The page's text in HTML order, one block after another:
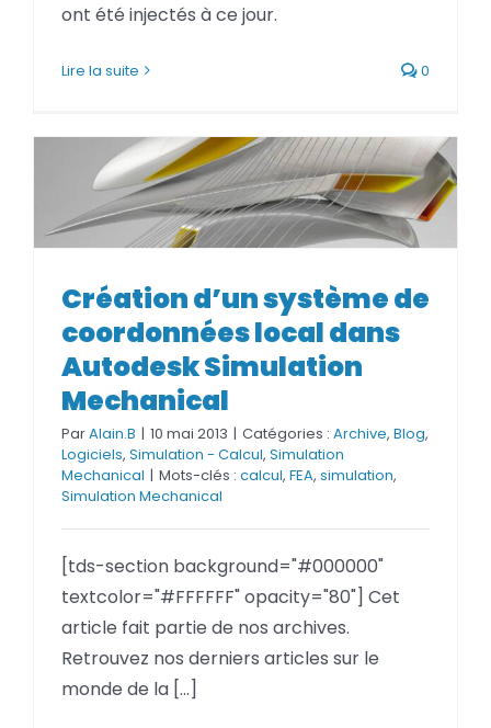
ont été injectés à ce jour.
Lire la suite 0
coordonnées local dans
Autodesk Simulation
Mechanical
Création d’un système de
coordonnées local dans
Autodesk Simulation
Mechanical
ParAlain.B | 10 mai 2013 | Catégories : Archive, Blog,
Logiciels, Simulation - Calcul, Simulation
Mechanical | Mots-clés : calcul, FEA, simulation,
Simulation Mechanical
[tds-section background="#000000"
textcolor="#FFFFFF" opacity="80"] Cet
article fait partie de nos archives.
Retrouvez nos derniers articles sur le
monde de la [...]